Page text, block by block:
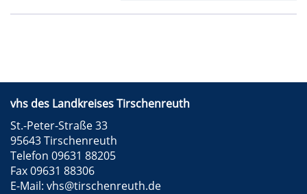
vhs des Landkreises Tirschenreuth
St.-Peter-Straße 33
95643 Tirschenreuth
Telefon 09631 88205
Fax 09631 88306
E-Mail: vhs@tirschenreuth.de